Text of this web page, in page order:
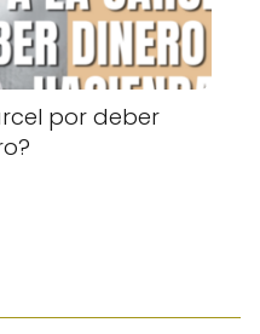
por deber